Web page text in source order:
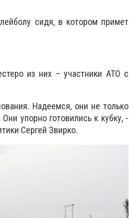
сидя, в котором примет
из них – участники АТО с
Надеемся, они не только
упорно готовились к кубку, -
Сергей Звирко.